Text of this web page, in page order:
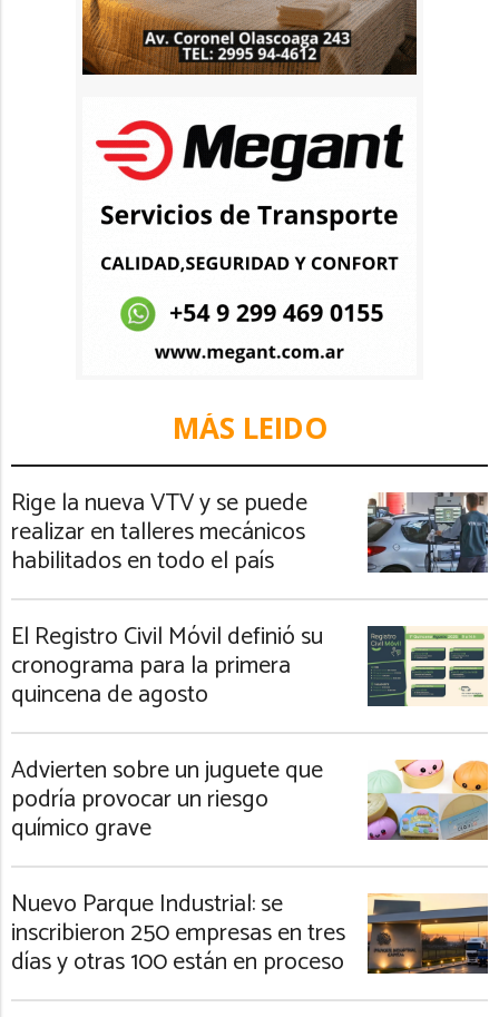
MÁS LEIDO
Rige la nueva VTV y se puede
realizar en talleres mecánicos
habilitados en todo el país
El Registro Civil Móvil definió su
cronograma para la primera
quincena de agosto
Advierten sobre un juguete que
podría provocar un riesgo
químico grave
Nuevo Parque Industrial: se
inscribieron 250 empresas en tres
días y otras 100 están en proceso